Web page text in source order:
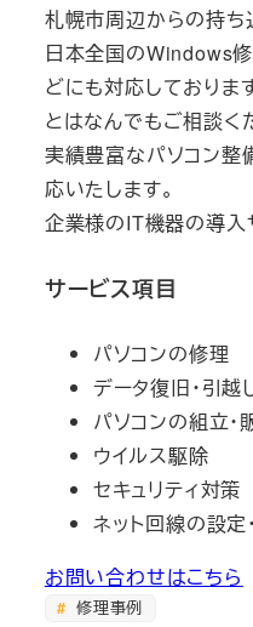
札幌市周辺からの持ち
日本全国のWindows修
どにも対応しておりま
とはなんでもご相談く
実績豊富なパソコン整
応いたします。
企業様のIT機器の導入
サービス項目
パソコンの修理
データ復旧・引越
パソコンの組立・
ウイルス駆除
セキュリティ対策
ネット回線の設定
お問い合わせはこちら
修理事例